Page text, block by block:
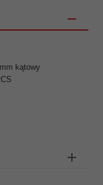
kątowy